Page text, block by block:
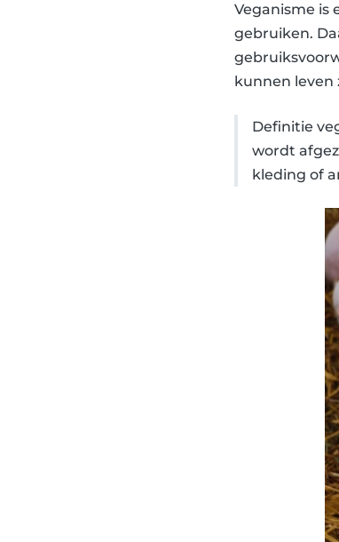
Veganisme is
gebruiken.
kunnen leven
Definitie
wordt
kleding of